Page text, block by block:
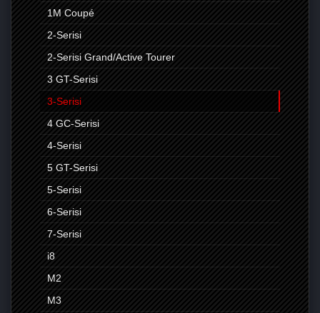
1M Coupé
2-Serisi
2-Serisi Grand/Active Tourer
3 GT-Serisi
3-Serisi
4 GC-Serisi
4-Serisi
5 GT-Serisi
5-Serisi
6-Serisi
7-Serisi
i8
M2
M3